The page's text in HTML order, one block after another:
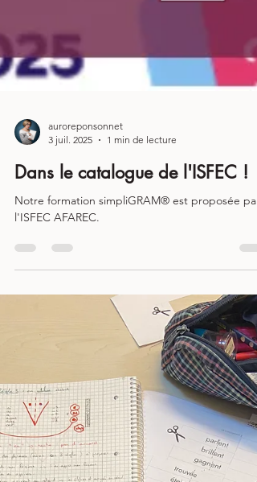
auroreponsonnet
1 min de lecture
Dans le catalogue de l'ISFEC !
Notre formation simpliGRAM® est proposée par
l'ISFEC AFAREC.